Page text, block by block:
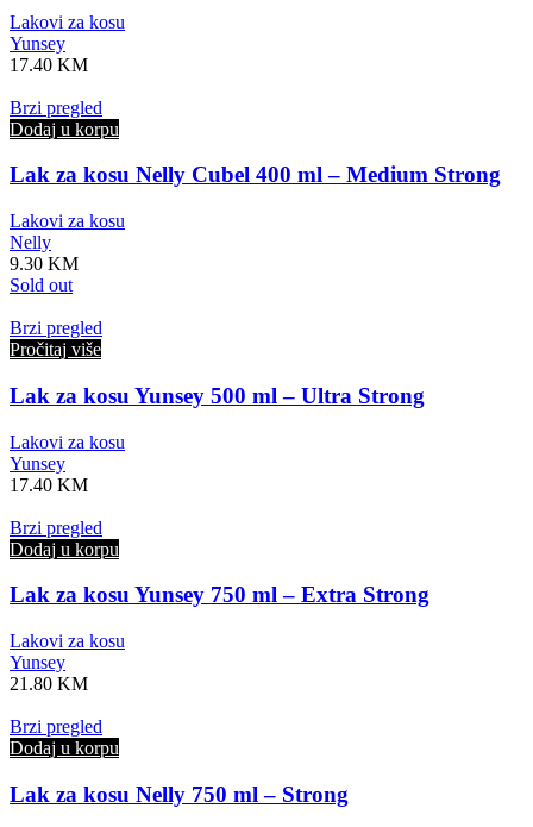
Lakovi za kosu
Yunsey
17.40 KM
Brzi pregled
Dodaj u korpu
Lak za kosu Nelly Cubel 400 ml – Medium Strong
Lakovi za kosu
Nelly
9.30 KM
Sold out
Brzi pregled
Pročitaj više
Lak za kosu Yunsey 500 ml – Ultra Strong
Lakovi za kosu
Yunsey
17.40 KM
Brzi pregled
Dodaj u korpu
Lak za kosu Yunsey 750 ml – Extra Strong
Lakovi za kosu
Yunsey
21.80 KM
Brzi pregled
Dodaj u korpu
Lak za kosu Nelly 750 ml – Strong